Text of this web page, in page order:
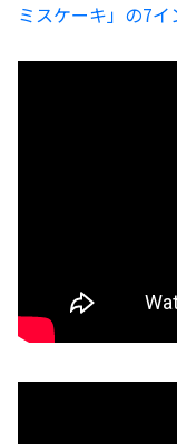
ミスケーキ」の7イ